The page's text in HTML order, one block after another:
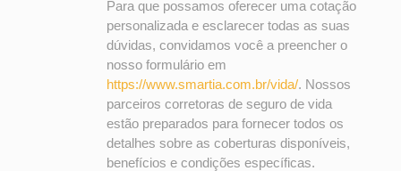
Para que possamos oferecer uma cotação
personalizada e esclarecer todas as suas
dúvidas, convidamos você a preencher o
nosso formulário em
https://www.smartia.com.br/vida/. Nossos
parceiros corretoras de seguro de vida
estão preparados para fornecer todos os
detalhes sobre as coberturas disponíveis,
benefícios e condições específicas.